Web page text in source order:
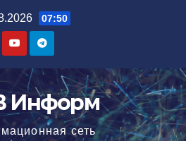
07:50
Информ
сеть